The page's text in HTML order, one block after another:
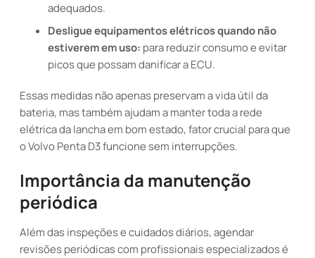
adequados.
Desligue equipamentos elétricos quando não
estiverem em uso: para reduzir consumo e evitar
picos que possam danificar a ECU.
Essas medidas não apenas preservam a vida útil da
bateria, mas também ajudam a manter toda a rede
elétrica da lancha em bom estado, fator crucial para que
o Volvo Penta D3 funcione sem interrupções.
Importância da manutenção
periódica
Além das inspeções e cuidados diários, agendar
revisões periódicas com profissionais especializados é